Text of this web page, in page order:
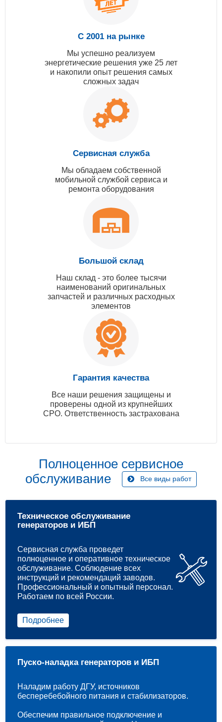
С 2001 на рынке
Мы успешно реализуем
энергетические решения уже 25 лет
и накопили опыт решения самых
сложных задач
Сервисная служба
Мы обладаем собственной
мобильной службой сервиса и
ремонта оборудования
Большой склад
Наш склад - это более тысячи
наименований оригинальных
запчастей и различных расходных
элементов
Гарантия качества
Все наши решения защищены и
проверены одной из крупнейших
СРО. Ответственность застрахована
Полноценное сервисное
обслуживание
Все виды работ
Техническое обслуживание
генераторов и ИБП
Сервисная служба проведет
полноценное и оперативное техническое
обслуживание. Соблюдение всех
инструкций и рекомендаций заводов.
Профессиональный и опытный персонал.
Работаем по всей России.
Подробнее
Пуско-наладка генераторов и ИБП
Наладим работу ДГУ, источников
бесперебебойного питания и стабилизаторов.
Обеспечим правильное подключение и